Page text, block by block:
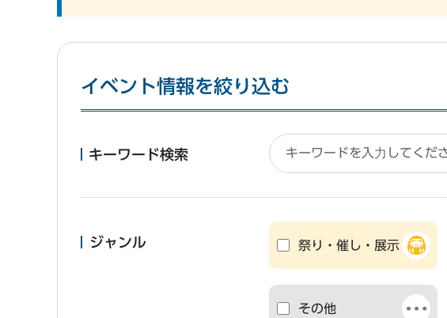
イベント情報を絞り込む
キーワード検索
ジャンル 祭り・催し・展示
その他